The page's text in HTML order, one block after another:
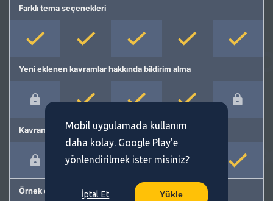
Farklı tema seçenekleri
Yeni eklenen kavramlar hakkında bildirim alma
Kavram önerme
Örnek cümleler
Mobil uygulamada kullanım
daha kolay. Google Play'e
yönlendirilmek ister misiniz?
İptal Et Yükle